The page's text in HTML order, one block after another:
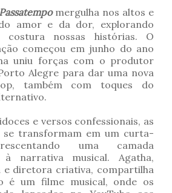
Passatempomergulha nos altos e
amor e da dor, explorando
nossas histórias. O
começou em junho do ano
uniu forças com o produtor
Alegre para dar uma nova
também com toques do
e versos confessionais, as
se transformam em um curta-
uma camada
à narrativa musical. Agatha,
e diretora criativa, compartilha
é um filme musical, onde os